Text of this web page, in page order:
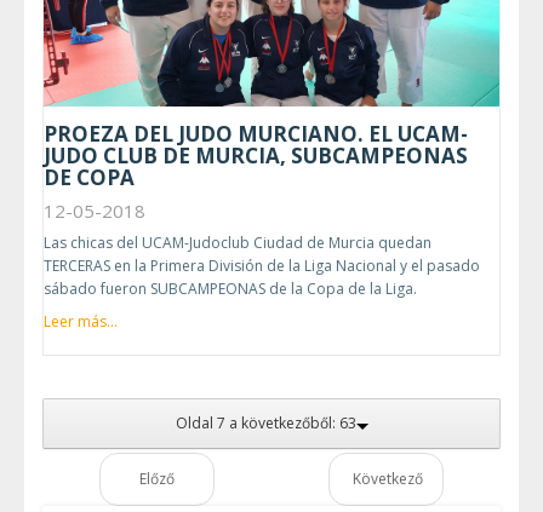
PROEZA DEL JUDO MURCIANO. EL UCAM-
JUDO CLUB DE MURCIA, SUBCAMPEONAS
DE COPA
12-05-2018
Las chicas del UCAM-Judoclub Ciudad de Murcia quedan
TERCERAS en la Primera División de la Liga Nacional y el pasado
sábado fueron SUBCAMPEONAS de la Copa de la Liga.
Leer más...
Oldal 7 a következőből: 63
Előző Következő